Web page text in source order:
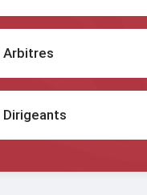
Arbitres
Dirigeants